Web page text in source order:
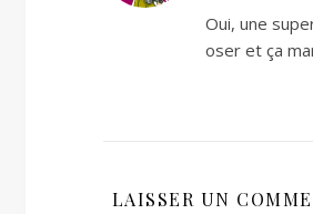
Oui, une
oser et ça
LAISSER UN